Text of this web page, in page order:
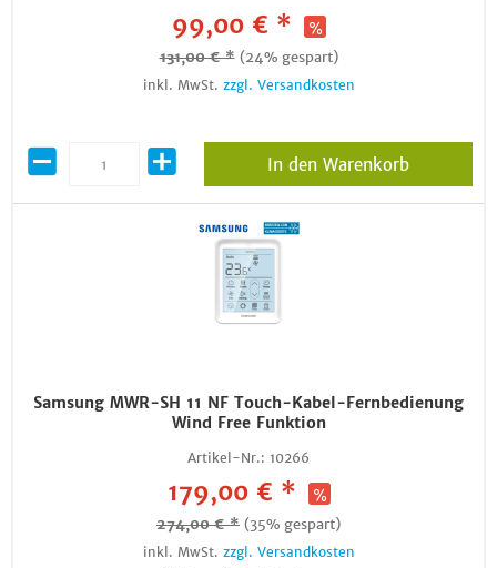
99,00 € *
131,00 € * (24% gespart)
inkl. MwSt. zzgl. Versandkosten
In den Warenkorb
Samsung MWR-SH 11 NF Touch-Kabel-Fernbedienung
Wind Free Funktion
Artikel-Nr.: 10266
179,00 € *
274,00 € * (35% gespart)
inkl. MwSt. zzgl. Versandkosten